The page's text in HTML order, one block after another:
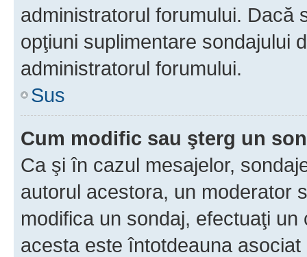
administratorul forumului. Dacă
opţiuni suplimentare sondajului
administratorul forumului.
Sus
Cum modific sau şterg un
Ca şi în cazul mesajelor,
autorul acestora, un moderator
modifica un sondaj, efectuaţi
acesta este întotdeauna